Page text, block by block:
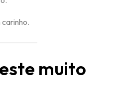
carinho.
muito